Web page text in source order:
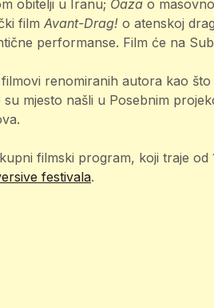
obitelji u Iranu; Oaza o
film Avant-Drag! o atenskoj
performanse. Film će na
renomiranih autora kao
su mjesto našli u Posebnim
filmski program, koji traje
festivala.